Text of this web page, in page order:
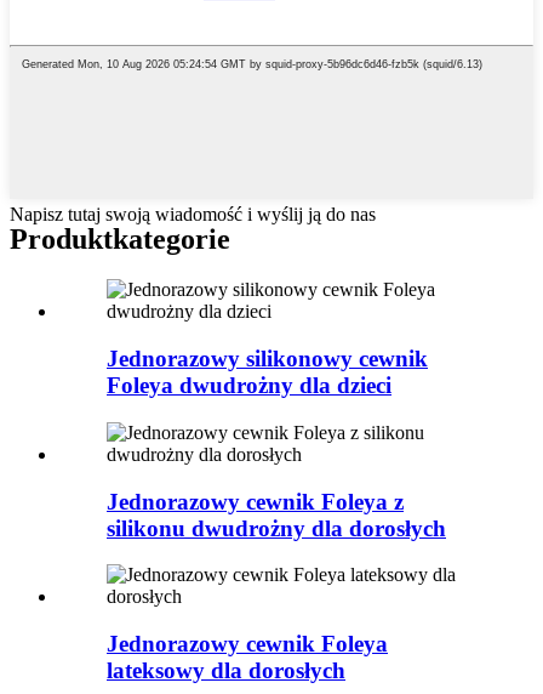
Napisz tutaj swoją wiadomość i wyślij ją do nas
Produktkategorie
Jednorazowy silikonowy cewnik
Foleya dwudrożny dla dzieci
Jednorazowy cewnik Foleya z
silikonu dwudrożny dla dorosłych
Jednorazowy cewnik Foleya
lateksowy dla dorosłych